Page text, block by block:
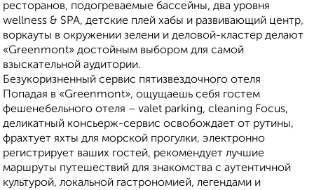
ресторанов, подогреваемые бассейны, два уровня
wellness & SPA, детские плей хабы и развивающий центр,
воркауты в окружении зелени и деловой-кластер делают
«Greenmont» достойным выбором для самой
взыскательной аудитории.
Безукоризненный сервис пятизвездочного отеля
Попадая в «Greenmont», ощущаешь себя гостем
фешенебельного отеля – valet parking, cleaning Focus,
деликатный консьерж-сервис освобождает от рутины,
фрахтует яхты для морской прогулки, электронно
регистрирует ваших гостей, рекомендует лучшие
маршруты путешествий для знакомства с аутентичной
культурой, локальной гастрономией, легендами и